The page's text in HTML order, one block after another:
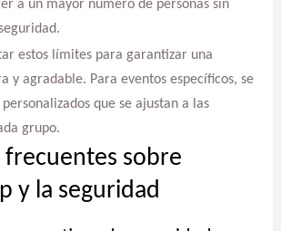
a un mayor número de personas sin
estos límites para garantizar una
y agradable. Para eventos específicos, se
que se ajustan a las
grupo.
frecuentes sobre
y la seguridad